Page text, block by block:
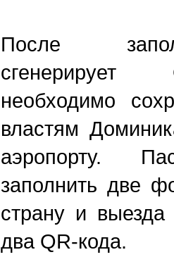
После
сгенерирует
необходимо
властям
аэропорту.
заполнить две
страну и
два QR-кода.